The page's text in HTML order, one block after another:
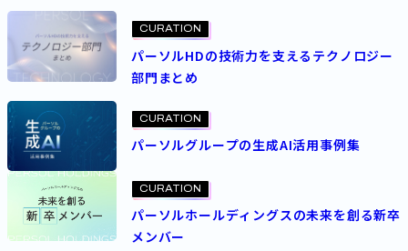
CURATION
パーソルHDの技術力を支えるテクノロジー
部門まとめ
CURATION
パーソルグループの生成AI活用事例集
CURATION
パーソルホールディングスの未来を創る新卒
メンバー